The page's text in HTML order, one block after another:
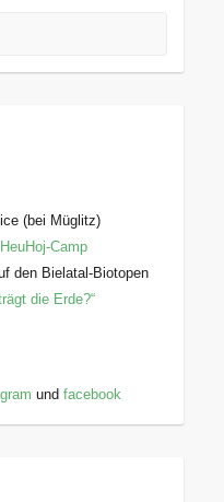
(bei Müglitz)
Camp
den Bielatal-Biotopen
die Erde?“
undfacebook